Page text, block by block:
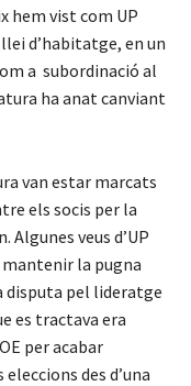
hem vist com UP
d’habitatge, en un
a subordinació al
ha anat canviant
van estar marcats
els socis per la
Algunes veus d’UP
mantenir la pugna
disputa pel lideratge
es tractava era
per acabar
des d’una